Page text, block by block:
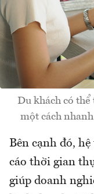
Du khách có
một cách
Bên cạnh đó,
cáo thời gian
giúp doanh